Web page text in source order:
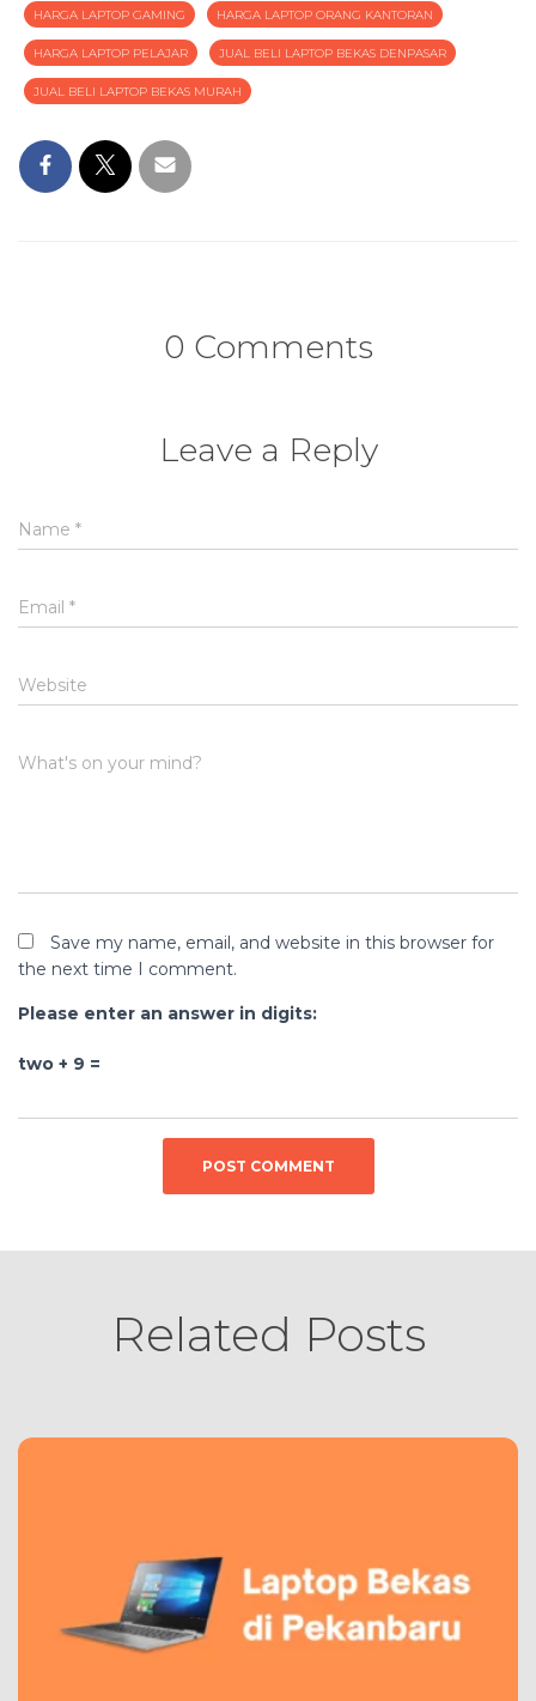
HARGA LAPTOP GAMING HARGA LAPTOP ORANG KANTORAN
HARGA LAPTOP PELAJAR JUAL BELI LAPTOP BEKAS DENPASAR
JUAL BELI LAPTOP BEKAS MURAH
0 Comments
Leave a Reply
Name *
Email *
Website
What's on your mind?
Save my name, email, and website in this browser for
the next time I comment.
Please enter an answer in digits:
two + 9 =
Related Posts